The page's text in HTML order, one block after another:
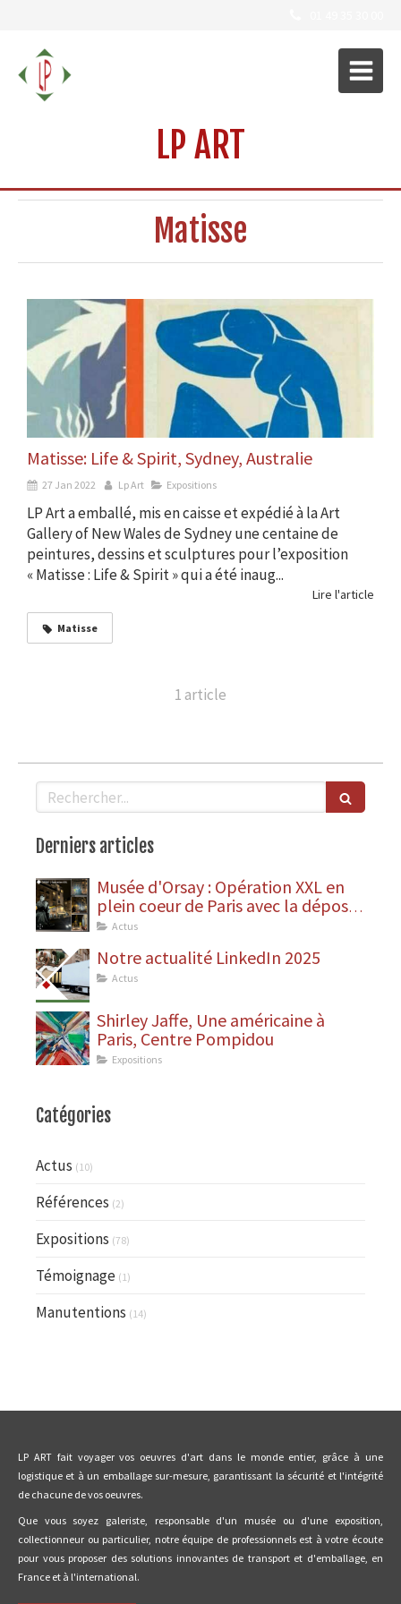
LP ART
Matisse
Matisse: Life & Spirit, Sydney, Australie
27 Jan 2022 Lp Art Expositions
LP Art a emballé, mis en caisse et expédié à la Art
Gallery of New Wales de Sydney une centaine de
peintures, dessins et sculptures pour l’exposition
« Matisse : Life & Spirit » qui a été inaug...
Lire l'article
Matisse
1 article
Rechercher
Derniers articles
Musée d'Orsay : Opération XXL en
plein coeur de Paris avec la dépose
des statues
Actus
Notre actualité LinkedIn 2025
Actus
Shirley Jaffe, Une américaine à
Paris, Centre Pompidou
Expositions
Catégories
Actus (10)
Références (2)
Expositions (78)
Témoignage (1)
Manutentions (14)
LP ART fait voyager vos oeuvres d'art dans le monde entier, grâce à une
logistique et à un emballage sur-mesure, garantissant la sécurité et l'intégrité
de chacune de vos oeuvres.
Que vous soyez galeriste, responsable d'un musée ou d'une exposition,
collectionneur ou particulier, notre équipe de professionnels est à votre écoute
pour vous proposer des solutions innovantes de transport et d'emballage, en
France et à l'international.